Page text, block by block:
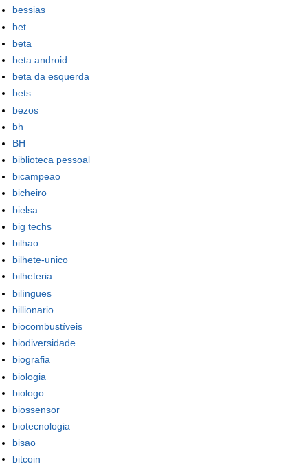
bessias
bet
beta
beta android
beta da esquerda
bets
bezos
bh
BH
biblioteca pessoal
bicampeao
bicheiro
bielsa
big techs
bilhao
bilhete-unico
bilheteria
bilíngues
billionario
biocombustíveis
biodiversidade
biografia
biologia
biologo
biossensor
biotecnologia
bisao
bitcoin